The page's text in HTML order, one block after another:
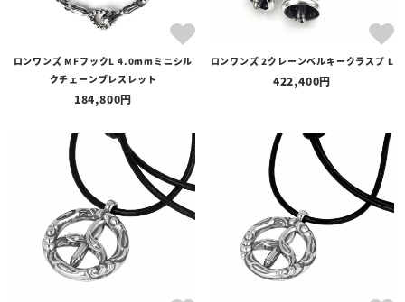
ロンワンズ MFフックL 4.0mmミニシル
クチェーンブレスレット
184,800
ロンワンズ 2クレーンベルキークラスプ L
422,400